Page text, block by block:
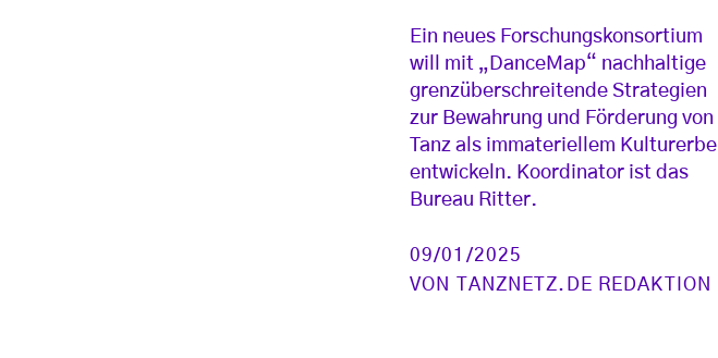
Ein neues Forschungskonsortium
will mit „DanceMap“ nachhaltige
grenzüberschreitende Strategien
zur Bewahrung und Förderung von
Tanz als immateriellem Kulturerbe
entwickeln. Koordinator ist das
Bureau Ritter.
09/01/2025
VON
TANZNETZ.DE REDAKTION